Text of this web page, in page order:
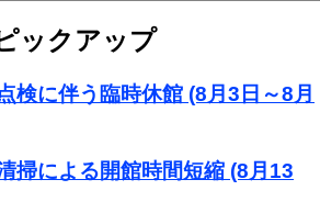
ックアップ
検に伴う臨時休館 (8月3日～8月
掃による開館時間短縮 (8月13